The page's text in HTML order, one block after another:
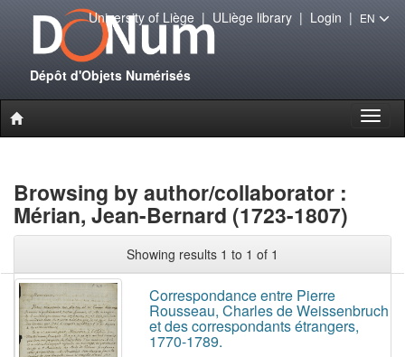
Dépôt d'Objets Numérisés
University of Liège| ULiège library| Login | EN
Browsing by author/collaborator :
Mérian, Jean-Bernard (1723-1807)
Showing results 1 to 1 of 1
Correspondance entre Pierre
Rousseau, Charles de Weissenbruch
et des correspondants étrangers,
1770-1789.